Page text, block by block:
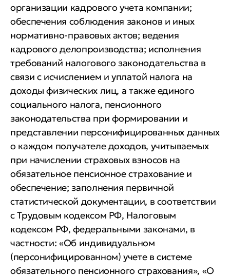
организации кадрового учета компании;
обеспечения соблюдения законов и иных
нормативно-правовых актов; ведения
кадрового делопроизводства; исполнения
требований налогового законодательства в
связи с исчислением и уплатой налога на
доходы физических лиц, а также единого
социального налога, пенсионного
законодательства при формировании и
представлении персонифицированных данных
о каждом получателе доходов, учитываемых
при начислении страховых взносов на
обязательное пенсионное страхование и
обеспечение; заполнения первичной
статистической документации, в соответствии
с Трудовым кодексом РФ, Налоговым
кодексом РФ, федеральными законами, в
частности: «Об индивидуальном
(персонифицированном) учете в системе
обязательного пенсионного страхования», «О